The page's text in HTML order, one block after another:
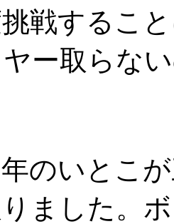
戦するこ
ー取らな
のいとこ
ました。